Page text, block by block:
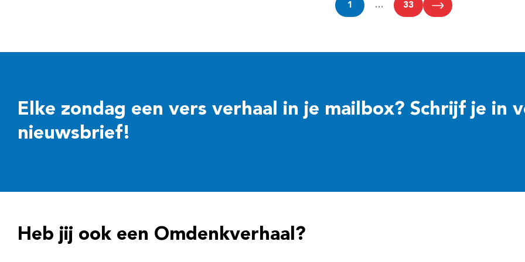
1 … 33
Elke zondag een vers verhaal in je mailbox? Schrijf je in
nieuwsbrief!
Heb jij ook een Omdenkverhaal?